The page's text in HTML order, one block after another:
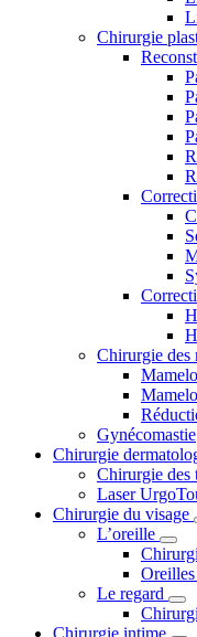
Chirurgie
Chirurgie des
Gynécomastie
Chirurgie
Chirurgie des
Laser
Chirurgie du visage
L’oreille
Le regard
Chirurgie intime